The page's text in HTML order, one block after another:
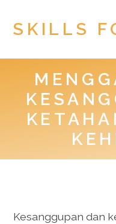
SKILLS
HOME
PRIVACY POLICY
TOGEL HONGKONG
Kesanggupan dan